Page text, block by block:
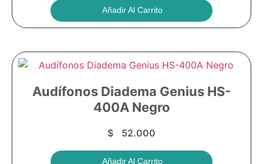
Añadir Al Carrito
Audífonos Diadema Genius HS-
400A Negro
$ 52.000
Añadir Al Carrito